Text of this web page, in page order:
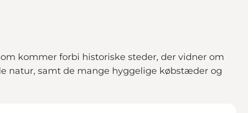
kommer forbi historiske steder, der vidner om
natur, samt de mange hyggelige købstæder og